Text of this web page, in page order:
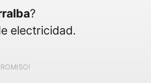
?
electricidad.